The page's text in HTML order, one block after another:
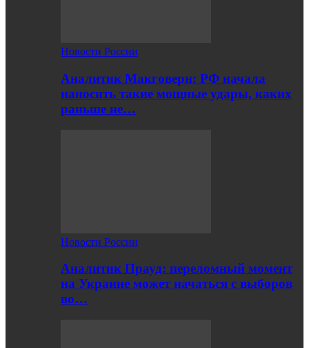
Новости России
Аналитик Макговерн: РФ начала
наносить такие мощные удары, каких
раньше не…
Новости России
Аналитик Прауд: переломный момент
на Украине может начаться с выборов
во…